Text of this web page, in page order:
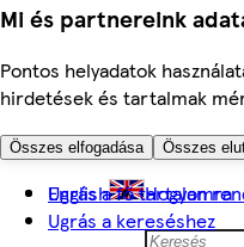
Mi és partnereink
Pontos helyadatok
hirdetések és tartalmak
Összes elfogadása Összes
Ugrás a fő tartalomra
Ugrás a kereséshez
English Hogyan